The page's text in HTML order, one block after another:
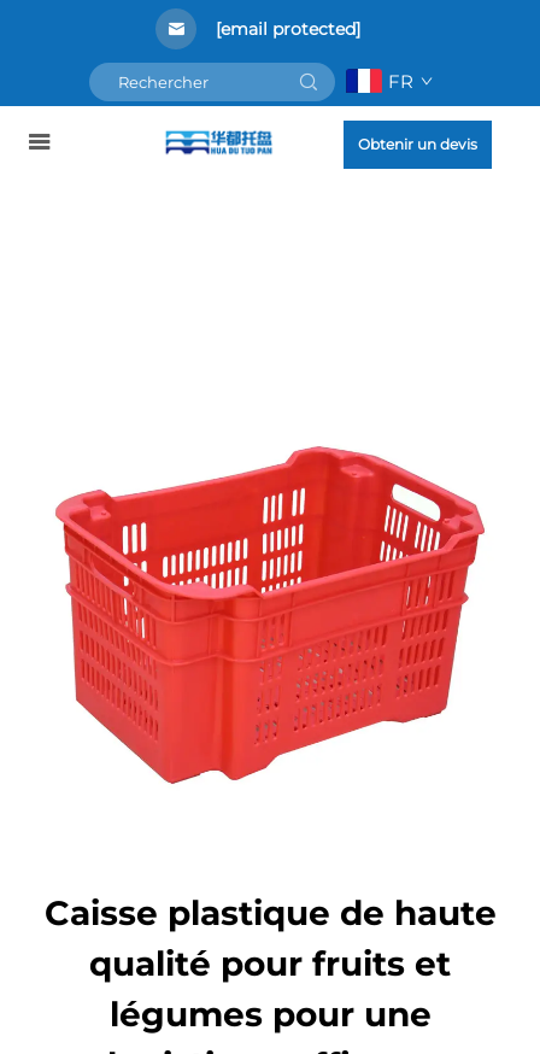
[email protected]
FR
Obtenir un devis
Caisse plastique de haute
qualité pour fruits et
légumes pour une